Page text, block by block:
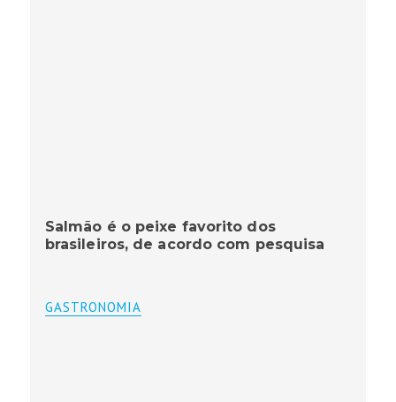
Salmão é o peixe favorito dos
brasileiros, de acordo com pesquisa
GASTRONOMIA